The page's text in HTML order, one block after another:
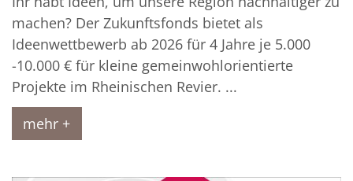
machen? Der Zukunftsfonds bietet als
Ideenwettbewerb ab 2026 für 4 Jahre je 5.000
-10.000 € für kleine gemeinwohlorientierte
Projekte im Rheinischen Revier. ...
mehr +